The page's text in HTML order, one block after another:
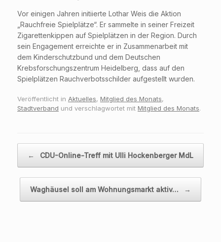
Vor einigen Jahren initiierte Lothar Weis die Aktion
„Rauchfreie Spielplätze“. Er sammelte in seiner Freizeit
Zigarettenkippen auf Spielplätzen in der Region. Durch
sein Engagement erreichte er in Zusammenarbeit mit
dem Kinderschutzbund und dem Deutschen
Krebsforschungszentrum Heidelberg, dass auf den
Spielplätzen Rauchverbotsschilder aufgestellt wurden.
Veröffentlicht in Aktuelles, Mitglied des Monats,
Stadtverband und verschlagwortet mit Mitglied des Monats.
← CDU-Online-Treff mit Ulli Hockenberger MdL
Waghäusel soll am Wohnungsmarkt aktiv… →